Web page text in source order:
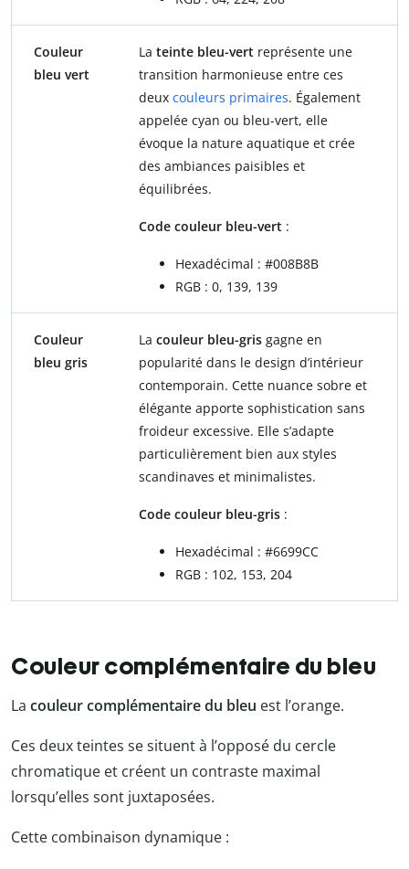
Couleur
bleu vert
La teinte bleu-vert représente une
transition harmonieuse entre ces
deux couleurs primaires. Également
appelée cyan ou bleu-vert, elle
évoque la nature aquatique et crée
des ambiances paisibles et
équilibrées.
Code couleur bleu-vert :
Hexadécimal : #008B8B
RGB : 0, 139, 139
Couleur
bleu gris
La couleur bleu-gris gagne en
popularité dans le design d’intérieur
contemporain. Cette nuance sobre et
élégante apporte sophistication sans
froideur excessive. Elle s’adapte
particulièrement bien aux styles
scandinaves et minimalistes.
Code couleur bleu-gris :
Hexadécimal : #6699CC
RGB : 102, 153, 204
Couleur complémentaire du bleu
La couleur complémentaire du bleu est l’orange.
Ces deux teintes se situent à l’opposé du cercle
chromatique et créent un contraste maximal
lorsqu’elles sont juxtaposées.
Cette combinaison dynamique :